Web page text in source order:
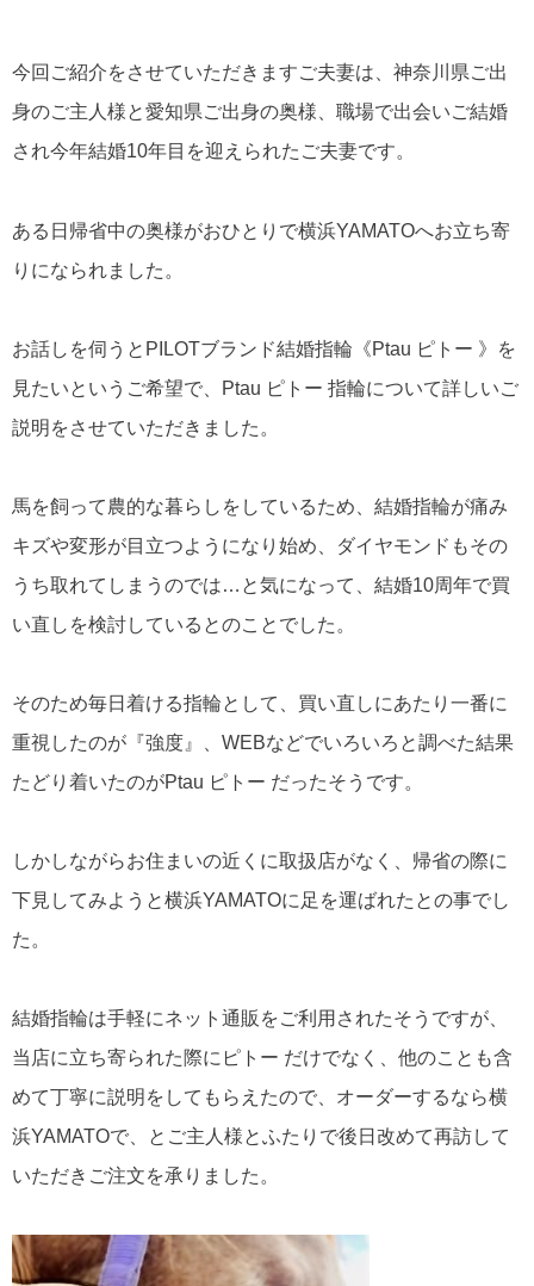
今回ご紹介をさせていただきますご夫妻は、神奈川県ご出
身のご主人様と愛知県ご出身の奥様、職場で出会いご結婚
され今年結婚10年目を迎えられたご夫妻です。
ある日帰省中の奥様がおひとりで横浜YAMATOへお立ち寄
りになられました。
お話しを伺うとPILOTブランド結婚指輪《Ptau ピトー 》を
見たいというご希望で、Ptau ピトー 指輪について詳しいご
説明をさせていただきました。
馬を飼って農的な暮らしをしているため、結婚指輪が痛み
キズや変形が目立つようになり始め、ダイヤモンドもその
うち取れてしまうのでは…と気になって、結婚10周年で買
い直しを検討しているとのことでした。
そのため毎日着ける指輪として、買い直しにあたり一番に
重視したのが『強度』、WEBなどでいろいろと調べた結果
たどり着いたのがPtau ピトー だったそうです。
しかしながらお住まいの近くに取扱店がなく、帰省の際に
下見してみようと横浜YAMATOに足を運ばれたとの事でし
た。
結婚指輪は手軽にネット通販をご利用されたそうですが、
当店に立ち寄られた際にピトー だけでなく、他のことも含
めて丁寧に説明をしてもらえたので、オーダーするなら横
浜YAMATOで、とご主人様とふたりで後日改めて再訪して
いただきご注文を承りました。